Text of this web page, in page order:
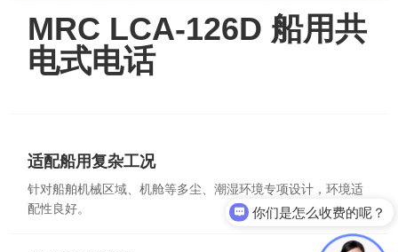
MRC LCA-126D 船用共
电式电话
适配船用复杂工况
针对船舶机械区域、机舱等多尘、潮湿环境专项设计，环境适
配性良好。
你们是怎么收费的呢？